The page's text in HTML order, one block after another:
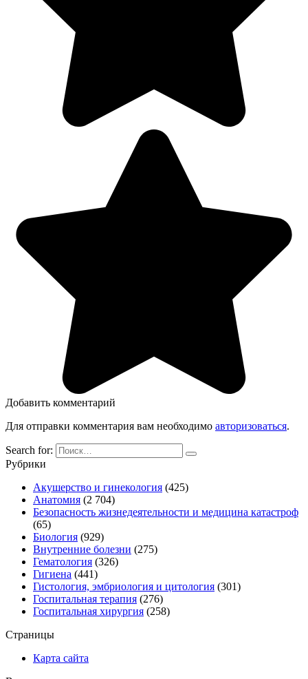
Добавить комментарий
Для отправки комментария вам необходимо авторизоваться.
Search for:
Рубрики
Акушерство и гинекология (425)
Анатомия (2 704)
Безопасность жизнедеятельности и медицина катастроф
(65)
Биология (929)
Внутренние болезни (275)
Гематология (326)
Гигиена (441)
Гистология, эмбриология и цитология (301)
Госпитальная терапия (276)
Госпитальная хирургия (258)
Страницы
Карта сайта